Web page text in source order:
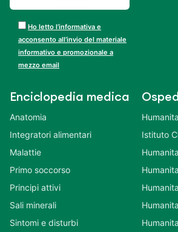
Ho letto l’informativa e
acconsento all’invio del materiale
informativo e promozionale a
mezzo email
Enciclopedia medica
Anatomia
Integratori alimentari
Malattie
Primo soccorso
Principi attivi
Sali minerali
Sintomi e disturbi
Istituto